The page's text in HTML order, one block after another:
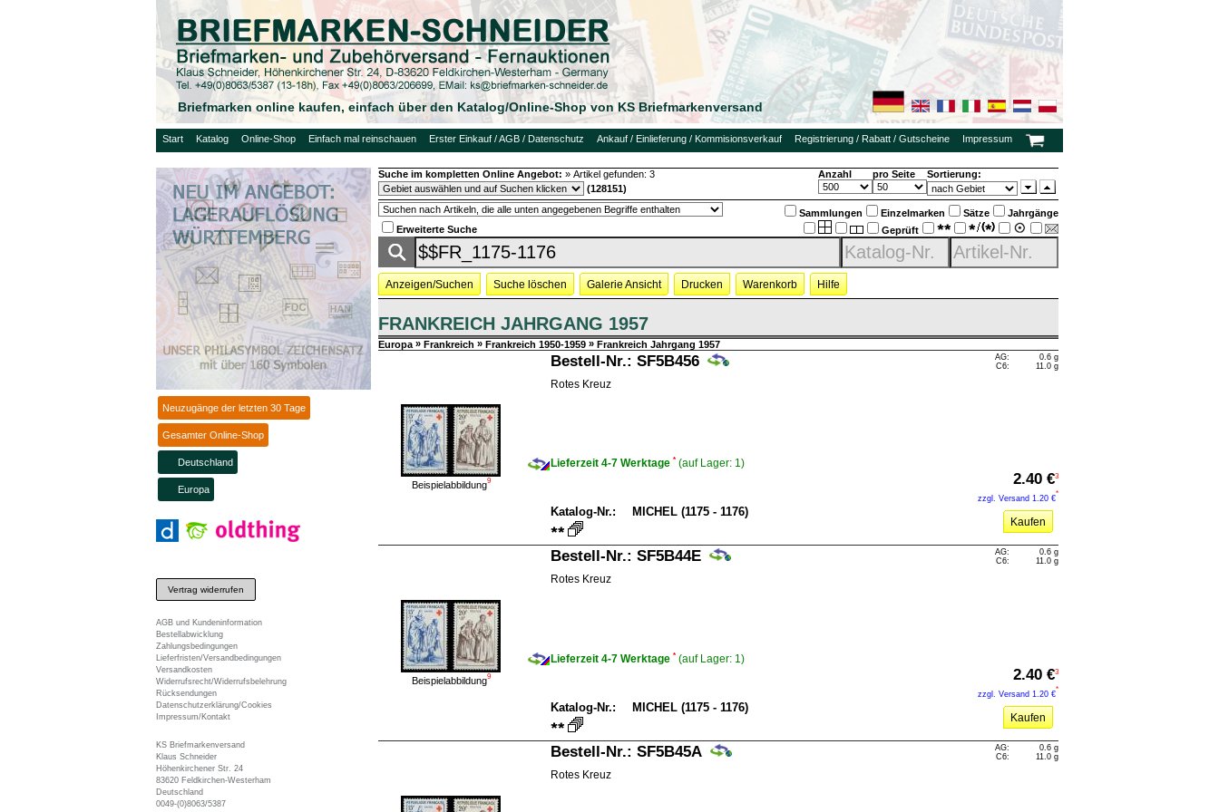
Briefmarken online kaufen, einfach über den Katalog/Online-Shop von KS Briefmarkenversand
Start Katalog Online-Shop Einfach mal reinschauen Erster Einkauf / AGB / Datenschutz Ankauf / Einlieferung / Kommisionsverkauf Registrierung / Rabatt / Gutscheine Impressum
Neuzugänge der letzten 30 Tage
Gesamter Online-Shop
Deutschland
Europa
Vertrag widerrufen
AGB und Kundeninformation
Bestellabwicklung
Zahlungsbedingungen
Lieferfristen/Versandbedingungen
Versandkosten
Widerrufsrecht/Widerrufsbelehrung
Rücksendungen
Datenschutzerklärung/Cookies
Impressum/Kontakt
KS Briefmarkenversand
Klaus Schneider
Höhenkirchener Str. 24
83620 Feldkirchen-Westerham
Deutschland
0049-(0)8063/5387
Suche im kompletten Online Angebot: » Artikel gefunden: 3 Anzahl pro Seite
Sortierung:
(128151)
Sammlungen Einzelmarken Sätze
Jahrgänge
Geprüft
Erweiterte Suche
Anzeigen/Suchen Suche löschen Galerie Ansicht Drucken Warenkorb Hilfe
FRANKREICH JAHRGANG 1957
Europa » Frankreich » Frankreich 1950-1959 » Frankreich Jahrgang 1957
Beispielabbildung9
Bestell-Nr.: SF5B456
AG:
C6:
0.6 g
11.0 g
Rotes Kreuz
Lieferzeit 4-7 Werktage * (auf Lager: 1)
2.40 €3
zzgl. Versand 1.20 €
*
Katalog-Nr.: MICHEL (1175 - 1176)
Kaufen
Beispielabbildung9
Bestell-Nr.: SF5B44E
AG:
C6:
0.6 g
11.0 g
Rotes Kreuz
Lieferzeit 4-7 Werktage * (auf Lager: 1)
2.40 €3
zzgl. Versand 1.20 €
*
Katalog-Nr.: MICHEL (1175 - 1176)
Kaufen
Bestell-Nr.: SF5B45A
AG:
C6:
0.6 g
11.0 g
Rotes Kreuz